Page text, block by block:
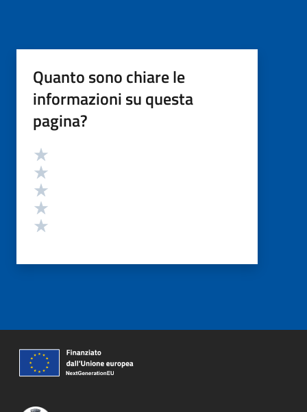
Quanto sono chiare le
informazioni su questa
pagina?
Valutazione